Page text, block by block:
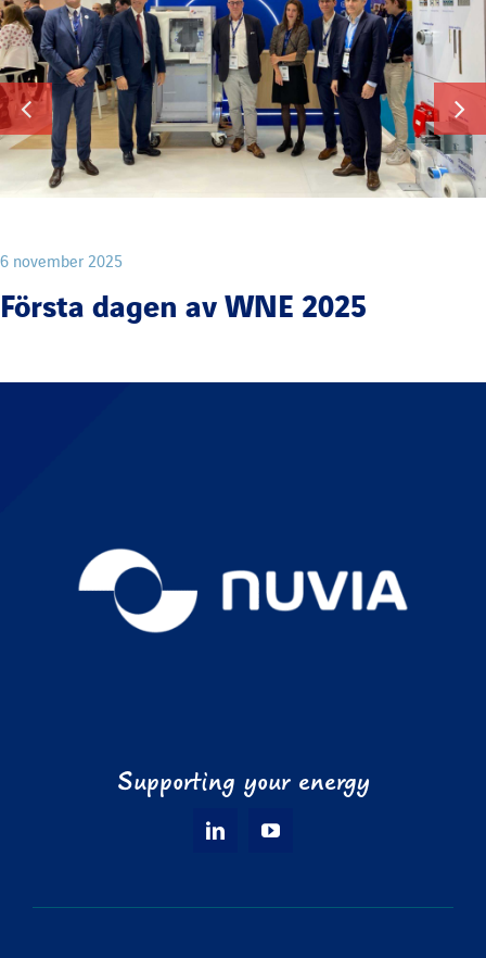
6 november 2025
Första dagen av WNE 2025
Supporting your energy